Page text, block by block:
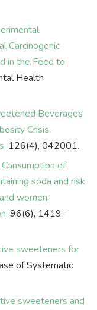
Carcinogenic
in the Feed to
Health
Beverages
Crisis.
126(4), 042001.
Consumption of
soda and risk
women.
96(6), 1419-
sweeteners for
of Systematic
sweeteners and